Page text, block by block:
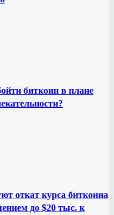
биткоин в плане
откат курса биткоина
до $20 тыс. к